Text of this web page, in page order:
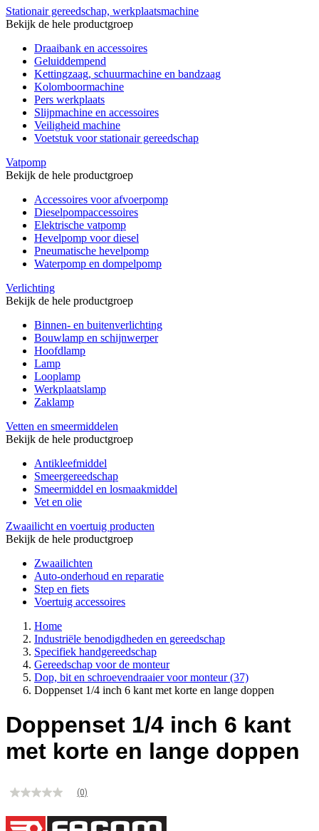
Stationair gereedschap, werkplaatsmachine
Bekijk de hele productgroep
Draaibank en accessoires
Geluiddempend
Kettingzaag, schuurmachine en bandzaag
Kolomboormachine
Pers werkplaats
Slijpmachine en accessoires
Veiligheid machine
Voetstuk voor stationair gereedschap
Vatpomp
Bekijk de hele productgroep
Accessoires voor afvoerpomp
Dieselpompaccessoires
Elektrische vatpomp
Hevelpomp voor diesel
Pneumatische hevelpomp
Waterpomp en dompelpomp
Verlichting
Bekijk de hele productgroep
Binnen- en buitenverlichting
Bouwlamp en schijnwerper
Hoofdlamp
Lamp
Looplamp
Werkplaatslamp
Zaklamp
Vetten en smeermiddelen
Bekijk de hele productgroep
Antikleefmiddel
Smeergereedschap
Smeermiddel en losmaakmiddel
Vet en olie
Zwaailicht en voertuig producten
Bekijk de hele productgroep
Zwaailichten
Auto-onderhoud en reparatie
Step en fiets
Voertuig accessoires
Home
Industriële benodigdheden en gereedschap
Specifiek handgereedschap
Gereedschap voor de monteur
Dop, bit en schroevendraaier voor monteur (37)
Doppenset 1/4 inch 6 kant met korte en lange doppen
Doppenset 1/4 inch 6 kant
met korte en lange doppen
Geen
Dezelfde
(0)